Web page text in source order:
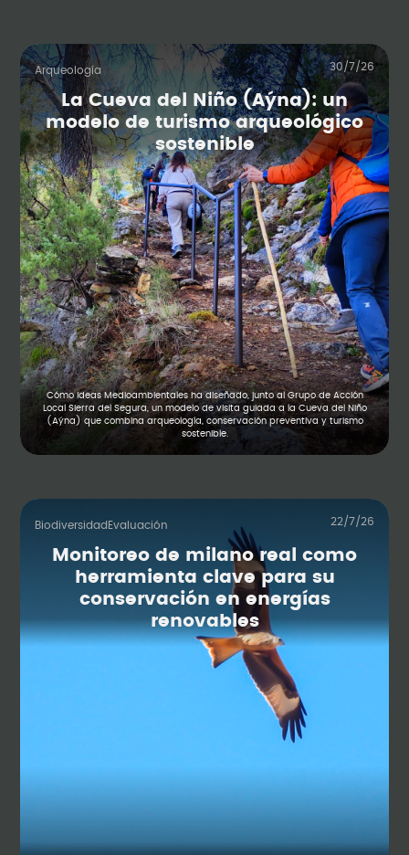
Arqueología 30/7/26
La Cueva del Niño (Aýna): un
modelo de turismo arqueológico
sostenible
Cómo Ideas Medioambientales ha diseñado, junto al Grupo de Acción
Local Sierra del Segura, un modelo de visita guiada a la Cueva del Niño
(Aýna) que combina arqueología, conservación preventiva y turismo
sostenible.
Biodiversidad Evaluación 22/7/26
Monitoreo de milano real como
herramienta clave para su
conservación en energías
renovables